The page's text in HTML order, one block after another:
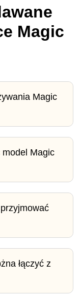
Magic
Magic
Magic
łączyć z